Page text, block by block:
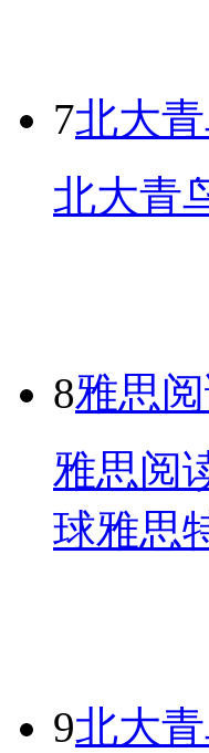
7北大
北大青
8雅思
雅思阅
球雅思
9北大